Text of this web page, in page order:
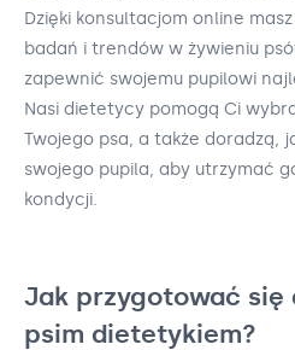
Dzięki konsultacjom online
badań i trendów w żywieniu
zapewnić swojemu pupilowi
Nasi dietetycy pomogą Ci
Twojego psa, a także doradzą,
swojego pupila, aby utrzymać
kondycji.
Jak przygotować się
psim dietetykiem?